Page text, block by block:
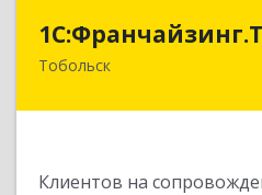
Тобольск
Клиентов на